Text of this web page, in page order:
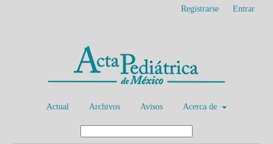
Actual Archivos Avisos Acerca de
Registrarse Entrar